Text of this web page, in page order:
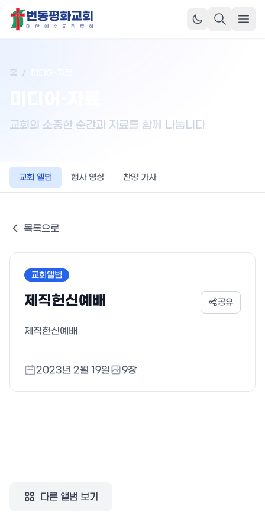
번동평화교회
대 한 예 수 교 장 로 회
메뉴
홈 /
교회의 소중한 순간과 자료를 함께 나눕니다
교회 앨범 행사 영상 찬양 가사
목록으로
교회앨범
제직헌신예배 공유
제직헌신예배
2023년 2월 19일 9장
다른 앨범 보기